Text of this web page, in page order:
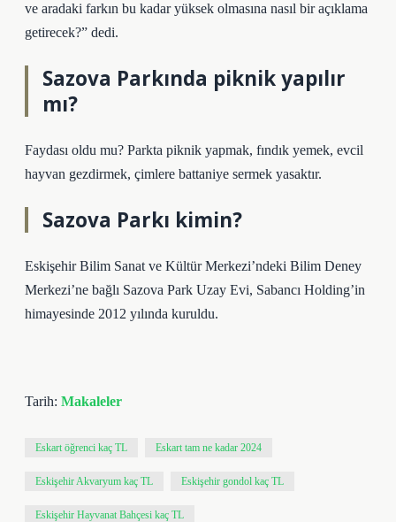
ve aradaki farkın bu kadar yüksek olmasına nasıl bir açıklama
getirecek?” dedi.
Sazova Parkında piknik yapılır
mı?
Faydası oldu mu? Parkta piknik yapmak, fındık yemek, evcil
hayvan gezdirmek, çimlere battaniye sermek yasaktır.
Sazova Parkı kimin?
Eskişehir Bilim Sanat ve Kültür Merkezi’ndeki Bilim Deney
Merkezi’ne bağlı Sazova Park Uzay Evi, Sabancı Holding’in
himayesinde 2012 yılında kuruldu.
Tarih: Makaleler
Eskart öğrenci kaç TL Eskart tam ne kadar 2024
Eskişehir Akvaryum kaç TL Eskişehir gondol kaç TL
Eskişehir Hayvanat Bahçesi kaç TL